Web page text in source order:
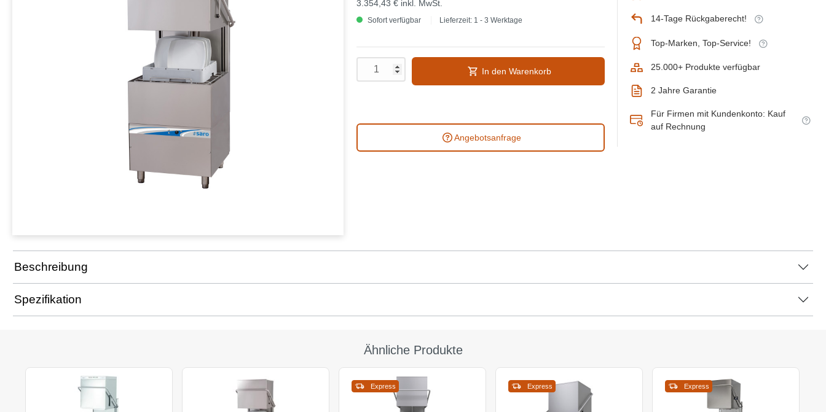
3.354,43 € inkl. MwSt.
Sofort verfügbar Lieferzeit: 1 - 3 Werktage
In den Warenkorb
Angebotsanfrage
14-Tage Rückgaberecht!
Top-Marken, Top-Service!
25.000+ Produkte verfügbar
2 Jahre Garantie
Für Firmen mit Kundenkonto: Kauf
auf Rechnung
Beschreibung
Spezifikation
Ähnliche Produkte
Express Express Express